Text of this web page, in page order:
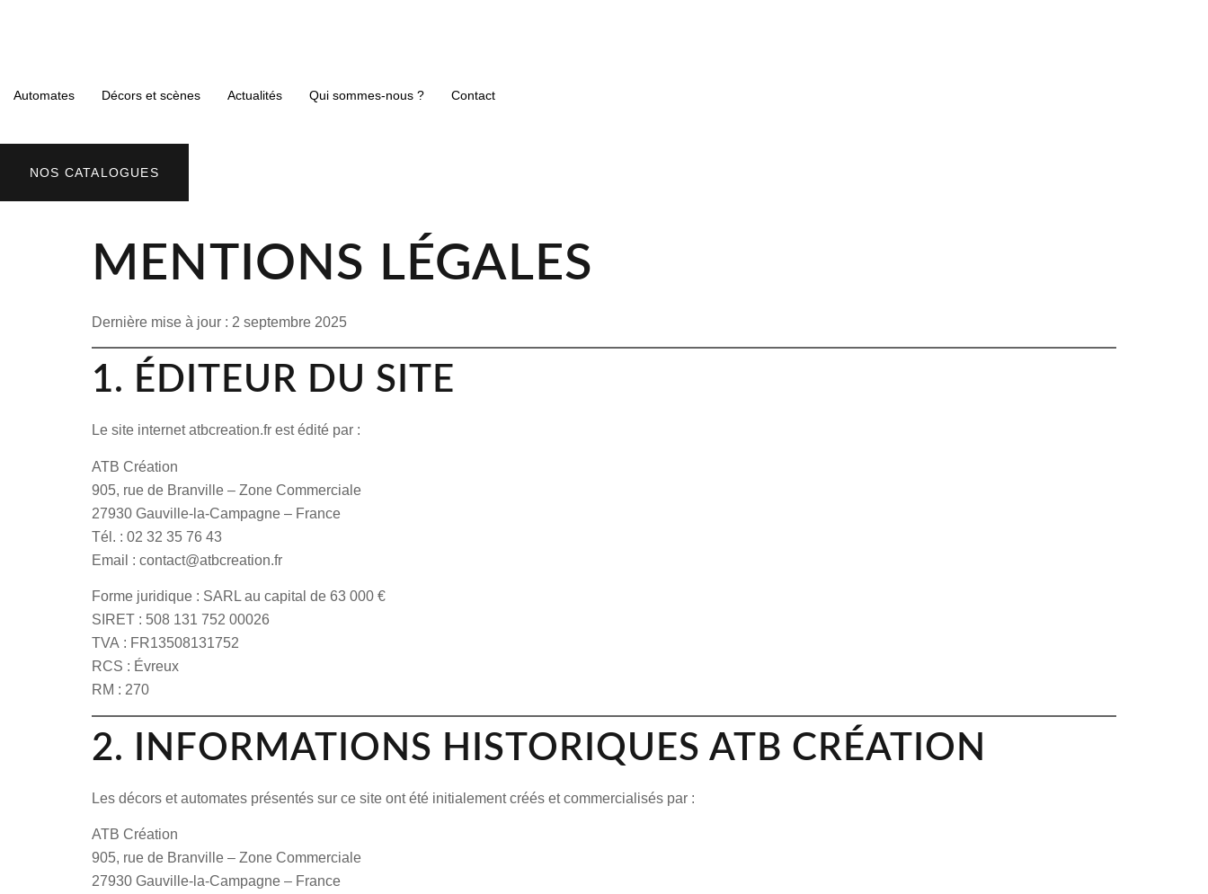
Automates Décors et scènes Actualités Qui sommes-nous ? Contact
NOS CATALOGUES
MENTIONS LÉGALES
Dernière mise à jour : 2 septembre 2025
1. ÉDITEUR DU SITE
Le site internetatbcreation.fr est édité par :
ATB Création
905, rue de Branville – Zone Commerciale
27930 Gauville-la-Campagne – France
Tél. : 02 32 35 76 43
Email : contact@atbcreation.fr
Forme juridique : SARL au capital de 63 000 €
SIRET : 508 131 752 00026
TVA : FR13508131752
RCS : Évreux
RM : 270
2. INFORMATIONS HISTORIQUES ATB CRÉATION
Les décors et automates présentés sur ce site ont été initialement créés et commercialisés par :
ATB Création
905, rue de Branville – Zone Commerciale
27930 Gauville-la-Campagne – France